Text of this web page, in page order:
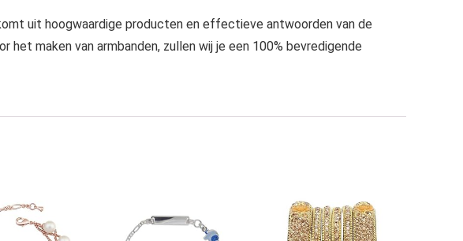
uit hoogwaardige producten en effectieve antwoorden van de
maken van armbanden, zullen wij je een 100% bevredigende